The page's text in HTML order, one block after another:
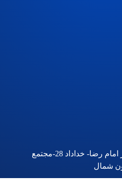
مازندران- بابل- بلوار امام رضا- خداداد 28-مجتمع
شمال